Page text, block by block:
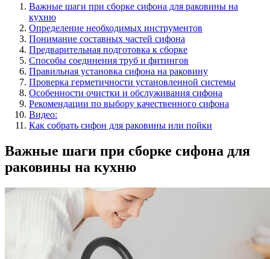
Важные шаги при сборке сифона для раковины на
кухню
Определение необходимых инструментов
Понимание составных частей сифона
Предварительная подготовка к сборке
Способы соединения труб и фитингов
Правильная установка сифона на раковину
Проверка герметичности установленной системы
Особенности очистки и обслуживания сифона
Рекомендации по выбору качественного сифона
Видео:
Как собрать сифон для раковины или пойки
Важные шаги при сборке сифона для
раковины на кухню